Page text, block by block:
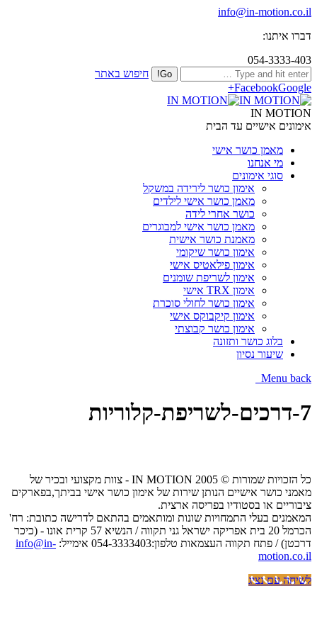
info@in-motion.co.il
דברו איתנו:
054-3333-403
חיפוש באתר
FacebookGoogle+
IN MOTION
אימונים אישיים עד הבית
מאמן כושר אישי
מי אנחנו
סוגי אימונים
אימון כושר לירידה במשקל
מאמן כושר אישי לילדים
כושר אחרי לידה
מאמן כושר אישי למבוגרים
מאמנת כושר אישית
אימון כושר שיקומי
אימון פילאטיס אישי
אימון לשריפת שומנים
אימון TRX אישי
אימון כושר לחולי סוכרת
אימון קיקבוקס אישי
אימון כושר קבוצתי
בלוג כושר ותזונה
שיעור נסיון
Menu back
7-דרכים-לשריפת-קלוריות
כל הזכויות שמורות © IN MOTION 2005 - צוות מקצועי ובכיר של
מאמני כושר אישיים הנותן שירות של אימון כושר אישי בביתך,בפארקים
ציבוריים או בסטודיו בפריסה ארצית.
המאמנים בעלי התמחויות שונות ומותאמים בהתאם לדרישה כתובת: רח'
הכרמל 20 בית אפריקה ישראל גני תקווה / הנשיא 57 קרית אונו - (כיכר
דרכטן) / פתח תקווה העצמאות טלפון:054-3333403 אימייל:
info@in-
motion.co.il
לשיחה עם נציג